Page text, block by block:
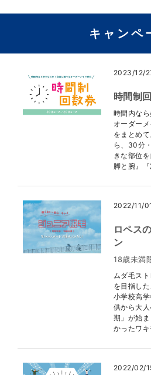
キャンペ
2023/12/
時間制
時間内な
オーダー
をまとめ
ら、30分
きな部位
脚と腕』
2022/11/01
ロペス
ン
18歳未満
ムダ毛ス
を目指し
小学校高
供から大
期」が始
かったワ
2022/02/